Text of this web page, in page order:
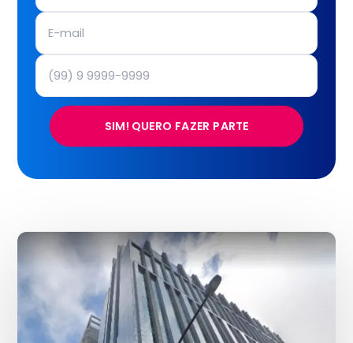
SIM! QUERO FAZER PARTE